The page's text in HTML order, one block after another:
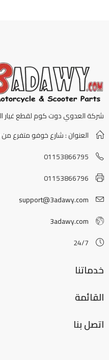
شركة العدوي دوت كوم لقطع غيار
العنوان : شارع خوفو متفرع من
01153866795
01153866796
support@3adawy.com
3adawy.com
24/7
خدماتنا
القائمة
اتصل بنا